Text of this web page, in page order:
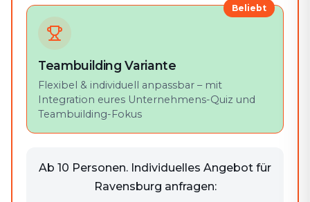
Beliebt
Teambuilding Variante
Flexibel & individuell anpassbar – mit
Integration eures Unternehmens-Quiz und
Teambuilding-Fokus
Ab 10 Personen. Individuelles Angebot für
Ravensburg anfragen: